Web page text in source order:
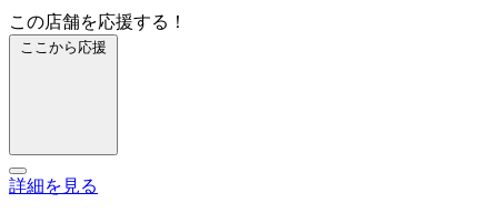
この店舗を応援する！
ここから応援
詳細を見る